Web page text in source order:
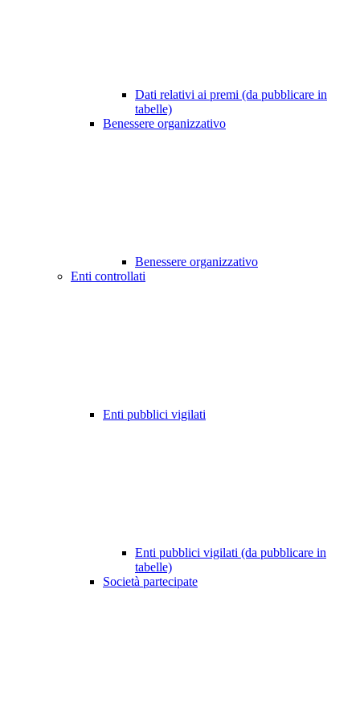
Dati relativi ai premi (da pubblicare in
tabelle)
Benessere organizzativo
Benessere organizzativo
Enti controllati
Enti pubblici vigilati
Enti pubblici vigilati (da pubblicare in
tabelle)
Società partecipate